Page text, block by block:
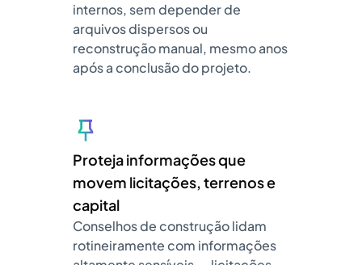
internos, sem depender de
arquivos dispersos ou
reconstrução manual, mesmo anos
após a conclusão do projeto.
Proteja informações que
movem licitações, terrenos e
capital
Conselhos de construção lidam
rotineiramente com informações